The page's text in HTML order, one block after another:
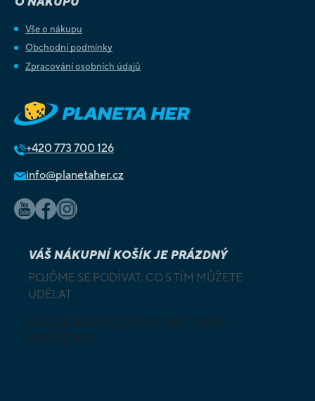
Vše o nákupu
Obchodní podmínky
Zpracování osobních údajů
+420 773 700 126
info@planetaher.cz
VÁŠ NÁKUPNÍ KOŠÍK JE PRÁZDNÝ
POJĎME SE PODÍVAT, CO S TÍM MŮŽETE
UDĚLAT
MŮŽETE PROZKOUMAT NAŠI
NABÍDKU